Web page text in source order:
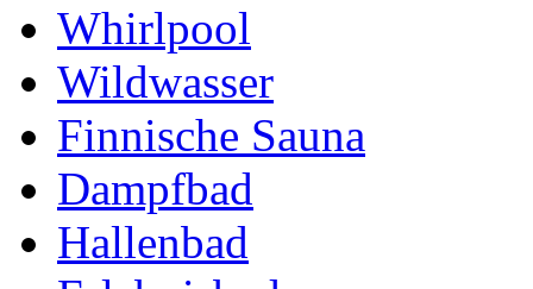
Whirlpool
Wildwasser
Finnische Sauna
Dampfbad
Hallenbad